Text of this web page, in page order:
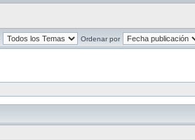
Ordenar por